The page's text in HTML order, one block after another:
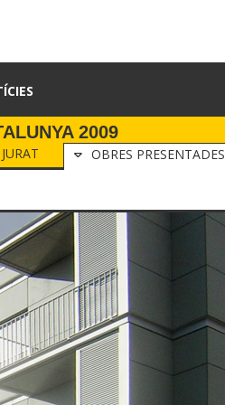
2009
JURAT OBRES PRESENTADES